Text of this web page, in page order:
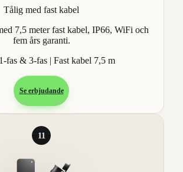
Tålig med fast kabel
7,5 meter fast kabel, IP66, WiFi och
fem års garanti.
fas & 3-fas | Fast kabel 7,5 m
Se erbjudande
11